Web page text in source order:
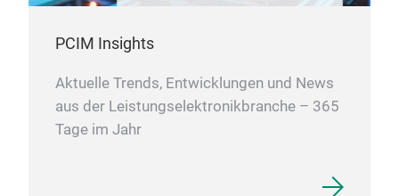
PCIM Insights
Aktuelle Trends, Entwicklungen und News
aus der Leistungselektronikbranche – 365
Tage im Jahr